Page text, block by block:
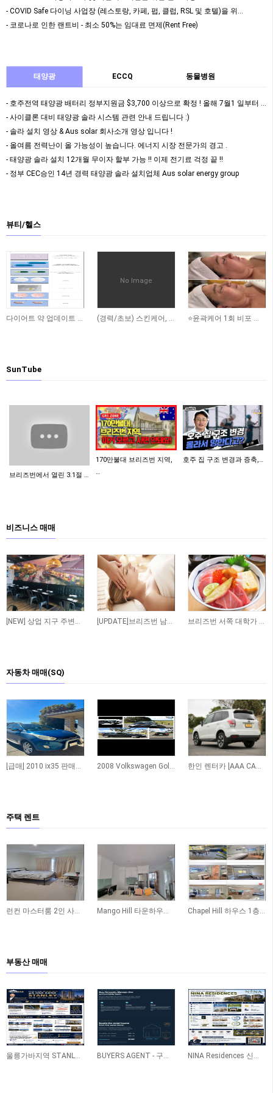
- COVID Safe 다이닝 사업장 (레스토랑, 카페, 펍, 클럽, RSL 및 호텔)을 위…
- 코로나로 인한 랜트비 - 최소 50%는 임대료 면제(Rent Free)
태양광 ECCQ 동물병원
- 호주전역 태양광 배터리 정부지원금 $3,700 이상으로 확정 ! 올해 7월1 일부터 정식 …
- 사이클론 대비 태양광 솔라 시스템 관련 안내 드립니다 :)
- 솔라 설치 영상 & Aus solar 회사소개 영상 입니다 !
- 올여름 전력난이 올 가능성이 높습니다. 에너지 시장 전문가의 경고 .
- 태양광 솔라 설치 12개월 무이자 할부 가능 !! 이제 전기료 걱정 끝 !!
- 정부 CEC승인 14년 경력 태양광 솔라 설치업체 Aus solar energy group
뷰티/헬스
1,576 다이어트 약 업데이트 됐어요
No Image
1,903 (경력/초보) 스킨케어, 리메디얼 테라피스트 -스폰비자가능 2,420 ⭐️윤곽케어 1회 비포 애프터 사진 ⭐️
SunTube
브리즈번에서 열린 3.1절 …
170만불대 브리즈번 지역,
…
호주 집 구조 변경과 증축,…
비즈니스 매매
182 [NEW] 상업 지구 주변에 위치한 저렴한 렌트비의 수익률 좋은 타이 테이크 어웨이 샾 매… 122 [UPDATE]브리즈번 남쪽 저렴한 렌트비 마사지 샾 383 브리즈번 서쪽 대학가 인근 일식당 매매 합니다
자동차 매매(SQ)
52 [급매] 2010 ix35 판매합니다 205 2008 Volkswagen Golf TDI Automatic 224 한인 렌터카 [AAA CAR RENTAL]
주택 렌트
14 런컨 마스터룸 2인 사실분 구합니다!! 8/17부터 43 Mango Hill 타운하우스 렌트 (즉시가능 ~ 12.6. (일부가능) / 전체 or 방… 51 Chapel Hill 하우스 1층 독방 2개 쉐어생 구합니다 (비흡연 / 빌 포함)
부동산 매매
237 울릉가바지역 STANLEY 신축아파트 350 BUYERS AGENT - 구매 - 레노베이션 - 렌트관리 ONE STOP SERVICE 348 NINA Residences 신축 프로젝트(Caboolture)